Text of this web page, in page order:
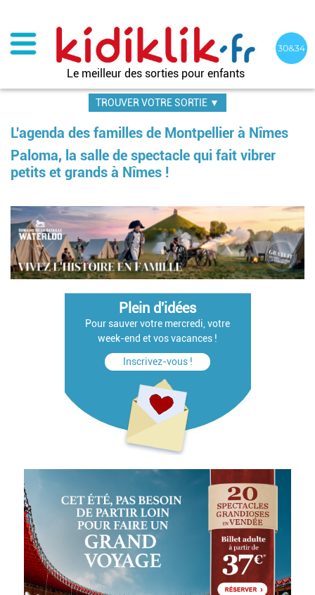
contenu
principal
Le meilleur des sorties pour enfants
TROUVER VOTRE SORTIE ▼
L'agenda des familles de Montpellier à Nîmes
Paloma, la salle de spectacle qui fait vibrer
petits et grands à Nîmes !
Plein d'idées
Pour sauver votre mercredi, votre
week-end et vos vacances !
Inscrivez-vous !